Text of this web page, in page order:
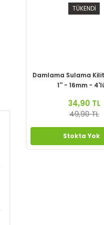
TÜKENDİ
Damlama Sulama
1'' - 16mm -
34,90 TL
49,90 TL
Stokta Yok